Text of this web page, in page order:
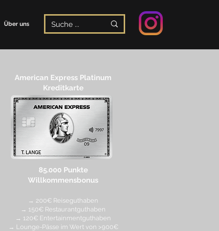
Über uns
American Express Platinum
Kreditkarte
85.000 Punkte
Willkommensbonus
→ 200€ Reiseguthaben
→ 150€ Restaurantguthaben
→ 120€ Entertainmentguthaben
→ Lounge-Pässe im Wert von >900€